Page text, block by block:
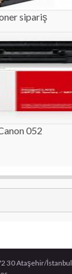
sipariş
052
30 Ataşehir/İstanbul